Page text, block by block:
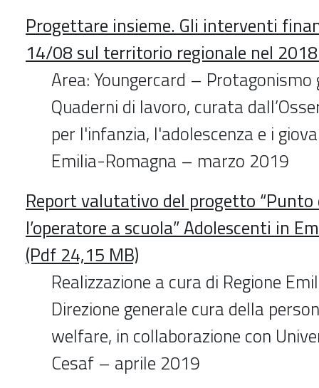
Progettare insieme. Gli interventi
14/08 sul territorio regionale nel
Area: Youngercard – Protagonismo
Quaderni di lavoro, curata
per l'infanzia, l'adolescenza e i
Emilia-Romagna – marzo 2019
Report valutativo del progetto
l’operatore a scuola” Adolescenti in
(Pdf 24,15 MB)
Realizzazione a cura di Regione
Direzione generale cura della
welfare, in collaborazione con
Cesaf – aprile 2019